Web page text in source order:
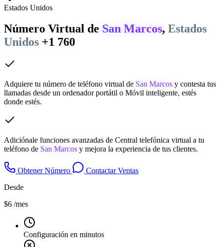
Estados Unidos
Número Virtual de San Marcos, Estados
Unidos +1 760
Adquiere tu número de teléfono virtual de San Marcos y contesta tus
llamadas desde un ordenador portátil o Móvil inteligente, estés
donde estés.
Adiciónale funciones avanzadas de Central telefónica virtual a tu
teléfono de San Marcos y mejora la experiencia de tus clientes.
Obtener Número
Contactar Ventas
Desde
$6 /mes
Configuración en minutos